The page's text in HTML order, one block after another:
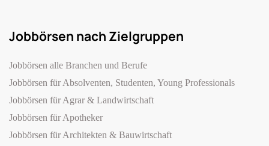
Jobbörsen nach Zielgruppen
Jobbörsen alle Branchen und Berufe
Jobbörsen für Absolventen, Studenten, Young Professionals
Jobbörsen für Agrar & Landwirtschaft
Jobbörsen für Apotheker
Jobbörsen für Architekten & Bauwirtschaft